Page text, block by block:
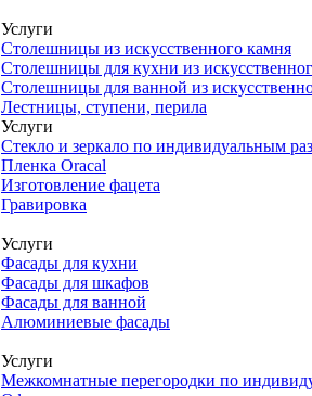
Услуги
Столешницы из искусственного камня
Столешницы для кухни из
Столешницы для ванной из
Лестницы, ступени, перила
Услуги
Стекло и зеркало по индивидуальным
Пленка Oracal
Изготовление фацета
Гравировка
Услуги
Фасады для кухни
Фасады для шкафов
Фасады для ванной
Алюминиевые фасады
Услуги
Межкомнатные перегородки по